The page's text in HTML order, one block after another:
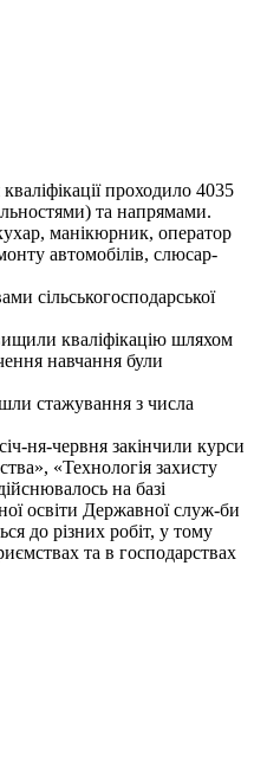
проходило 4035
та напрямами.
манікюрник, оператор
автомобілів, слюсар-
сільськогосподарської
кваліфікацію шляхом
навчання були
стажування з числа
ня-червня закінчили курси
«Технологія захисту
на базі
освіти Державної служ-би
до різних робіт, у тому
та в господарствах